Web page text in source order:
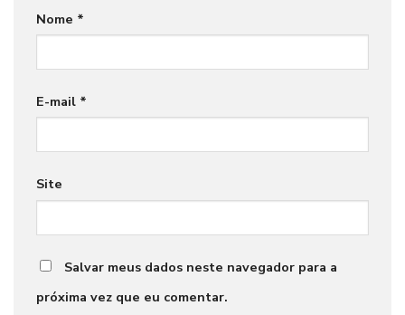
Nome *
E-mail *
Site
Salvar meus dados neste navegador para a
próxima vez que eu comentar.